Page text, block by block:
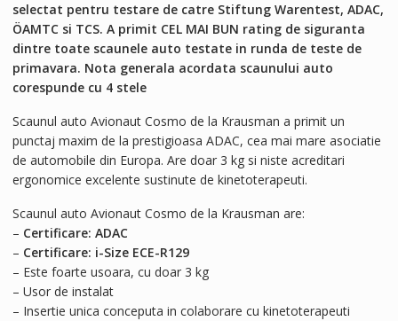
selectat pentru testare de catre Stiftung Warentest, ADAC,
ÖAMTC si TCS. A primit CEL MAI BUN rating de siguranta
dintre toate scaunele auto testate in runda de teste de
primavara. Nota generala acordata scaunului auto
corespunde cu 4 stele
Scaunul auto Avionaut Cosmo de la Krausman a primit un
punctaj maxim de la prestigioasa ADAC, cea mai mare asociatie
de automobile din Europa. Are doar 3 kg si niste acreditari
ergonomice excelente sustinute de kinetoterapeuti.
Scaunul auto Avionaut Cosmo de la Krausman are:
– Certificare: ADAC
– Certificare: i-Size ECE-R129
– Este foarte usoara, cu doar 3 kg
– Usor de instalat
– Insertie unica conceputa in colaborare cu kinetoterapeuti